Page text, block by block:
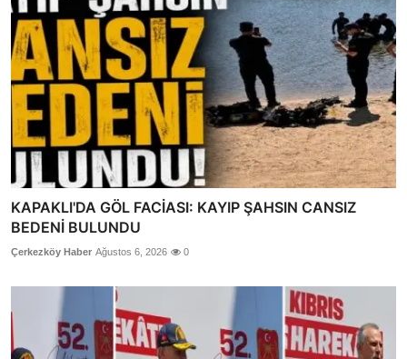
KAPAKLI'DA GÖL FACİASI: KAYIP ŞAHSIN CANSIZ
BEDENİ BULUNDU
Çerkezköy Haber Ağustos 6, 2026 0